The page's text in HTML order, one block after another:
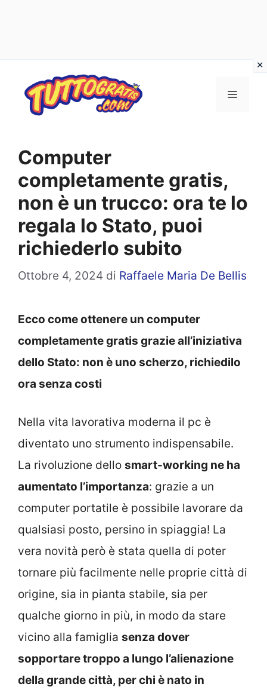
contenuto
Menu
Computer
completamente gratis,
non è un trucco: ora te lo
regala lo Stato, puoi
richiederlo subito
Ottobre 4, 2024 di Raffaele Maria De Bellis
Ecco come ottenere un computer
completamente gratis grazie all’iniziativa
dello Stato: non è uno scherzo, richiedilo
ora senza costi
Nella vita lavorativa moderna il pc è
diventato uno strumento indispensabile.
La rivoluzione dello smart-working ne ha
aumentato l’importanza: grazie a un
computer portatile è possibile lavorare da
qualsiasi posto, persino in spiaggia! La
vera novità però è stata quella di poter
tornare più facilmente nelle proprie città di
origine, sia in pianta stabile, sia per
qualche giorno in più, in modo da stare
vicino alla famiglia senza dover
sopportare troppo a lungo l’alienazione
della grande città, per chi è nato in